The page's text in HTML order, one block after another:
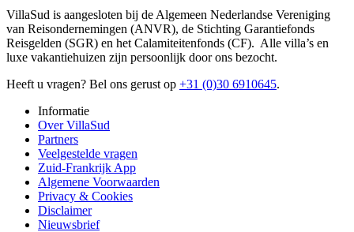
VillaSud is aangesloten bij de Algemeen Nederlandse Vereniging
van Reisondernemingen (ANVR), de Stichting Garantiefonds
Reisgelden (SGR) en het Calamiteitenfonds (CF). Alle villa’s en
luxe vakantiehuizen zijn persoonlijk door ons bezocht.
Heeft u vragen? Bel ons gerust op +31 (0)30 6910645.
Informatie
Over VillaSud
Partners
Veelgestelde vragen
Zuid-Frankrijk App
Algemene Voorwaarden
Privacy & Cookies
Disclaimer
Nieuwsbrief